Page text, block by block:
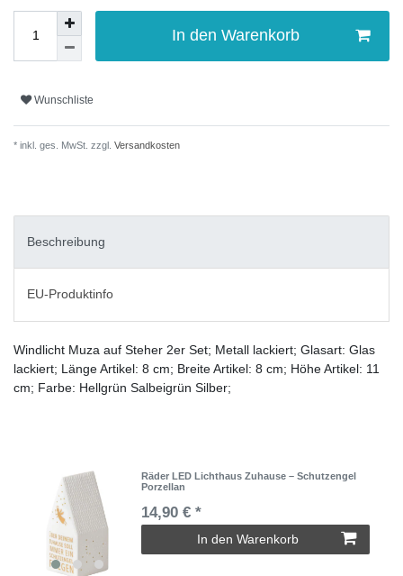
In den Warenkorb
Wunschliste
* inkl. ges. MwSt. zzgl. Versandkosten
Beschreibung
EU-Produktinfo
Windlicht Muza auf Steher 2er Set; Metall lackiert; Glasart: Glas
lackiert; Länge Artikel: 8 cm; Breite Artikel: 8 cm; Höhe Artikel: 11
cm; Farbe: Hellgrün Salbeigrün Silber;
Räder LED Lichthaus Zuhause – Schutzengel
Porzellan
14,90 € *
In den Warenkorb